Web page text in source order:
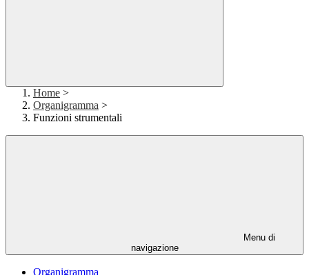
Home >
Organigramma >
Funzioni strumentali
Menu di
navigazione
Organigramma